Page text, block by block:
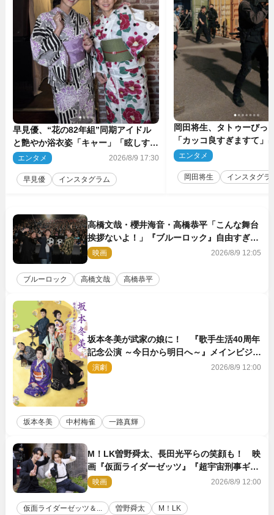
早見優、“花の82年組”同期アイドル
と艶やか浴衣姿「キャー」「眩しすぎ
ます」
エンタメ 2026/8/9 17:30
早見優 インスタグラム
岡田将生、タトゥーび
「カッコ良すぎますて」
マのオフショ多数公開
エンタメ
岡田将生 インスタグラ
高橋文哉・櫻井海音・高橋恭平「こんな舞台
挨拶ないよ！」『ブルーロック』自由すぎる
イベントレポート
映画 2026/8/9 12:05
ブルーロック 高橋文哉 高橋恭平
坂本冬美が武家の娘に！ 『歌手生活40周年
記念公演 ～今日から明日へ～』メインビジュ
アル公開
演劇 2026/8/9 12:00
坂本冬美 中村梅雀 一路真輝
M！LK曽野舜太、長田光平らの笑顔も！ 映
画『仮面ライダーゼッツ』『超宇宙刑事ギャ
バン インフィニティ』オフショット到着
映画 2026/8/9 12:00
仮面ライダーゼッツ＆... 曽野舜太 M！LK